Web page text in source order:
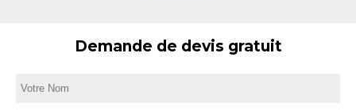
Demande de devis gratuit